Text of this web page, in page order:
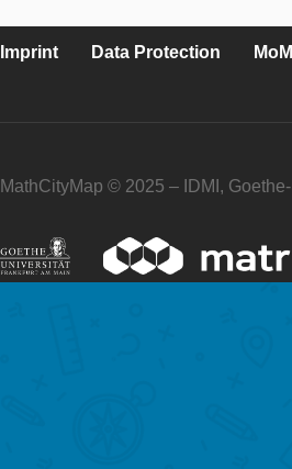
Imprint Data Protection
MathCityMap © 2025 – IDMI,